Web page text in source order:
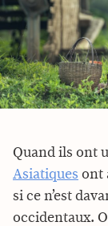
Quand ils ont
Asiatiques ont
si ce n’est
occidentaux.